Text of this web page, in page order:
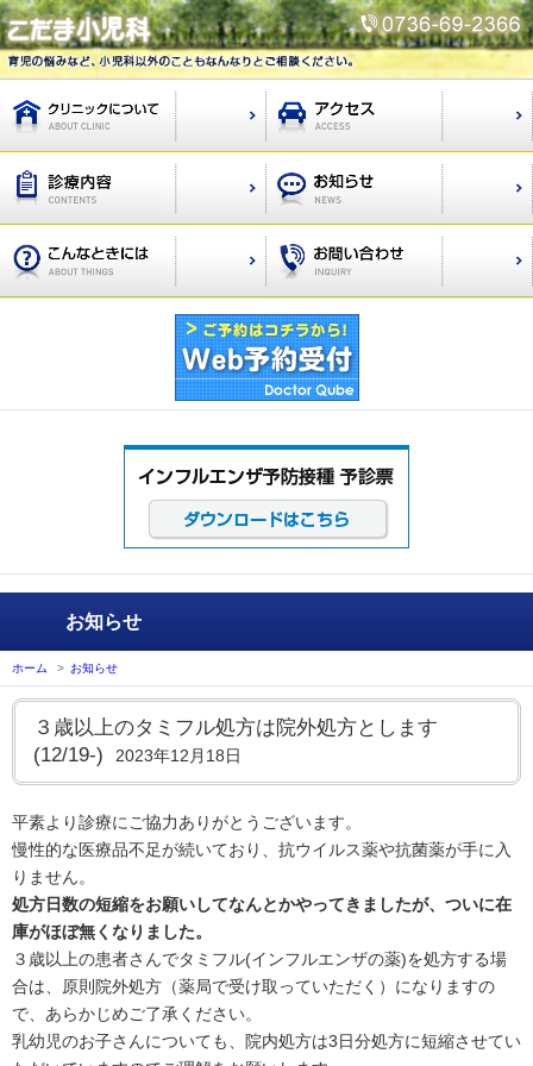
お知らせ
ホーム > お知らせ
３歳以上のタミフル処方は院外処方とします
(12/19-)
2023年12月18日
平素より診療にご協力ありがとうございます。
慢性的な医療品不足が続いており、抗ウイルス薬や抗菌薬が手に入
りません。
処方日数の短縮をお願いしてなんとかやってきましたが、ついに在
庫がほぼ無くなりました。
３歳以上の患者さんでタミフル(インフルエンザの薬)を処方する場
合は、原則院外処方（薬局で受け取っていただく）になりますの
で、あらかじめご了承ください。
乳幼児のお子さんについても、院内処方は3日分処方に短縮させてい